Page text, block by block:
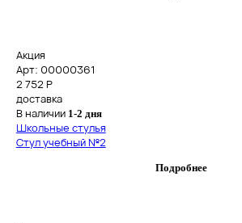
Акция
Арт: 00000361
2 752 Р
доставка
В наличии 1-2 дня
Школьные стулья
Стул учебный №2
Подробнее